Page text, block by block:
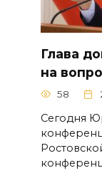
Глава
на
58
Сегодня